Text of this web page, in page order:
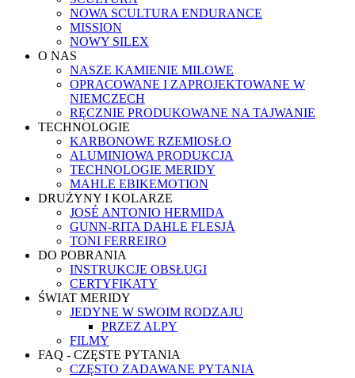
NOWA SCULTURA ENDURANCE
MISSION
NOWY SILEX
O NAS
NASZE KAMIENIE MILOWE
OPRACOWANE I ZAPROJEKTOWANE W
NIEMCZECH
RĘCZNIE PRODUKOWANE NA TAJWANIE
TECHNOLOGIE
KARBONOWE RZEMIOSŁO
ALUMINIOWA PRODUKCJA
TECHNOLOGIE MERIDY
MAHLE EBIKEMOTION
DRUŻYNY I KOLARZE
JOSÉ ANTONIO HERMIDA
GUNN-RITA DAHLE FLESJÅ
TONI FERREIRO
DO POBRANIA
INSTRUKCJE OBSŁUGI
CERTYFIKATY
ŚWIAT MERIDY
JEDYNE W SWOIM RODZAJU
PRZEZ ALPY
FILMY
FAQ - CZĘSTE PYTANIA
CZĘSTO ZADAWANE PYTANIA